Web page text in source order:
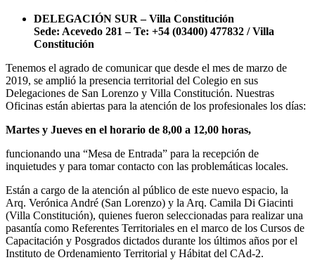
DELEGACIÓN SUR – Villa Constitución
Sede: Acevedo 281 – Te: +54 (03400) 477832 / Villa
Constitución
Tenemos el agrado de comunicar que desde el mes de marzo de
2019, se amplió la presencia territorial del Colegio en sus
Delegaciones de San Lorenzo y Villa Constitución. Nuestras
Oficinas están abiertas para la atención de los profesionales los días:
Martes y Jueves en el horario de 8,00 a 12,00 horas,
funcionando una “Mesa de Entrada” para la recepción de
inquietudes y para tomar contacto con las problemáticas locales.
Están a cargo de la atención al público de este nuevo espacio, la
Arq. Verónica André (San Lorenzo) y la Arq. Camila Di Giacinti
(Villa Constitución), quienes fueron seleccionadas para realizar una
pasantía como Referentes Territoriales en el marco de los Cursos de
Capacitación y Posgrados dictados durante los últimos años por el
Instituto de Ordenamiento Territorial y Hábitat del CAd-2.